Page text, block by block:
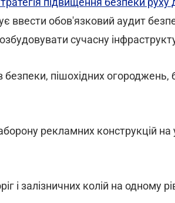
ввести обов'язковий аудит
сучасну
безпеки, пішохідних огороджень,
рекламних конструкцій на
і залізничних колій на одному